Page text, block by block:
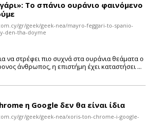
Το σπάνιο ουράνιο φαινόμενο
gr/geek/geek-nea/mayro-feggari-to-spanio-
den-tha-doyme
να στρέφει πιο συχνά στα ουράνια θεάματα ο
άνθρωπος, η επιστήμη έχει καταστήσει ...
η Google δεν θα είναι ίδια
gr/geek/geek-nea/xoris-ton-chrome-i-google-